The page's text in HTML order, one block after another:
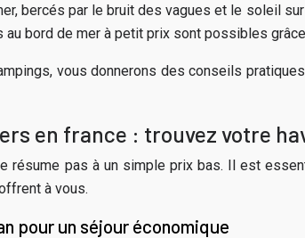
bercés par le bruit des vagues et le soleil
bord de mer à petit prix sont possibles
vous donnerons des conseils
en france : trouvez votre
résume pas à un simple prix bas. Il est
à vous.
pour un séjour économique